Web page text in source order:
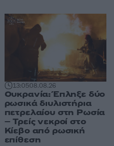
13:0508.08.26
Ουκρανία: Έπληξε δύο
ρωσικά διυλιστήρια
πετρελαίου στη Ρωσία
– Τρείς νεκροί στο
Κίεβο από ρωσική
επίθεση